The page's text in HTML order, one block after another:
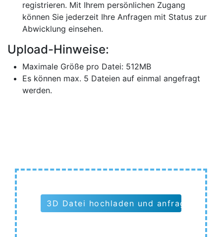
registrieren. Mit Ihrem persönlichen Zugang
können Sie jederzeit Ihre Anfragen mit Status zur
Abwicklung einsehen.
Upload-Hinweise:
Maximale Größe pro Datei: 512MB
Es können max. 5 Dateien auf einmal angefragt
werden.
3D Datei hochladen und anfragen